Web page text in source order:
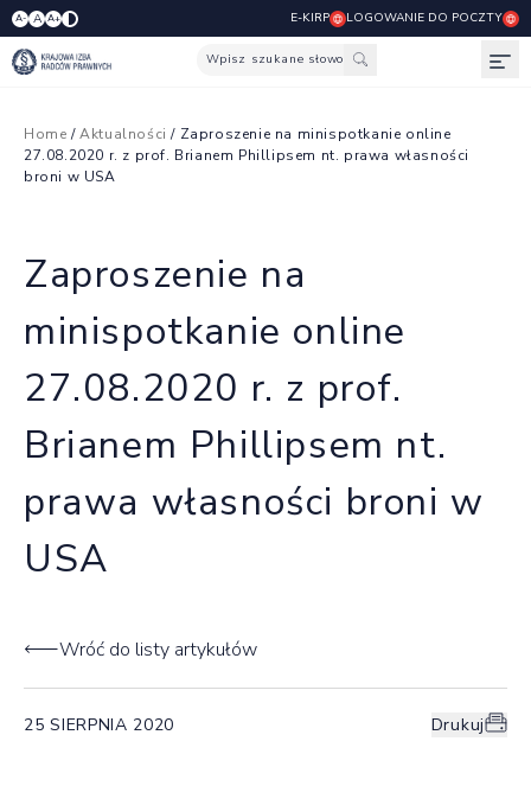
A- A A+ E-KIRP LOGOWANIE DO POCZTY
Wpisz szukane słowo
Home /Aktualności / Zaproszenie na minispotkanie online
27.08.2020 r. z prof. Brianem Phillipsem nt. prawa własności
broni w USA
Zaproszenie na
minispotkanie online
27.08.2020 r. z prof.
Brianem Phillipsem nt.
prawa własności broni w
USA
Wróć do listy artykułów
25 SIERPNIA 2020 Drukuj